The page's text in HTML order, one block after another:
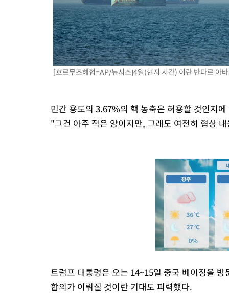
[호르무즈해협=AP/뉴시스]4일(현지 시간) 이란 반다르 아
민간 용도의 3.67%의 핵 농축은 허용할 것인지
"그건 아주 적은 양이지만, 그래도 여전히 협상
트럼프 대통령은 오는 14~15일 중국 베이징을
합의가 이뤄질 것이란 기대도 피력했다.